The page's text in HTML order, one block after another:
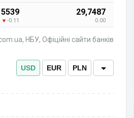
-0.11
29,7487
0.00
НБУ, Офіційні сайти банків
USD EUR PLN